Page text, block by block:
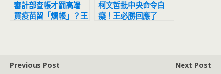
審計部查帳才罰高端
買疫苗留「爛帳」？王
柯文哲批中央命令白
癡！王必勝回應了
Previous Post
Next Post